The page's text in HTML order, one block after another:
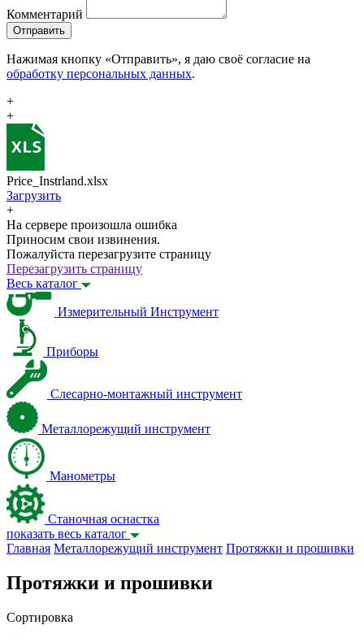
Комментарий
Отправить
Нажимая кнопку «Отправить», я даю своё согласие на
обработку персональных данных.
+
+
Price_Instrland.xlsx
Загрузить
+
На сервере произошла ошибка
Приносим свои извинения.
Пожалуйста перезагрузите страницу
Перезагрузить страницу
Весь каталог
Измерительный Инструмент
Приборы
Слесарно-монтажный инструмент
Металлорежущий инструмент
Манометры
Станочная оснастка
показать весь каталог
Главная Металлорежущий инструмент Протяжки и прошивки
Протяжки и прошивки
Сортировка